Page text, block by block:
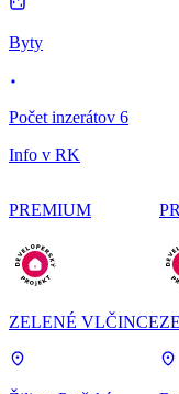
Byty
Počet inzerátov 6
Info v RK
PREMIUM
ZELENÉ VLČINCE